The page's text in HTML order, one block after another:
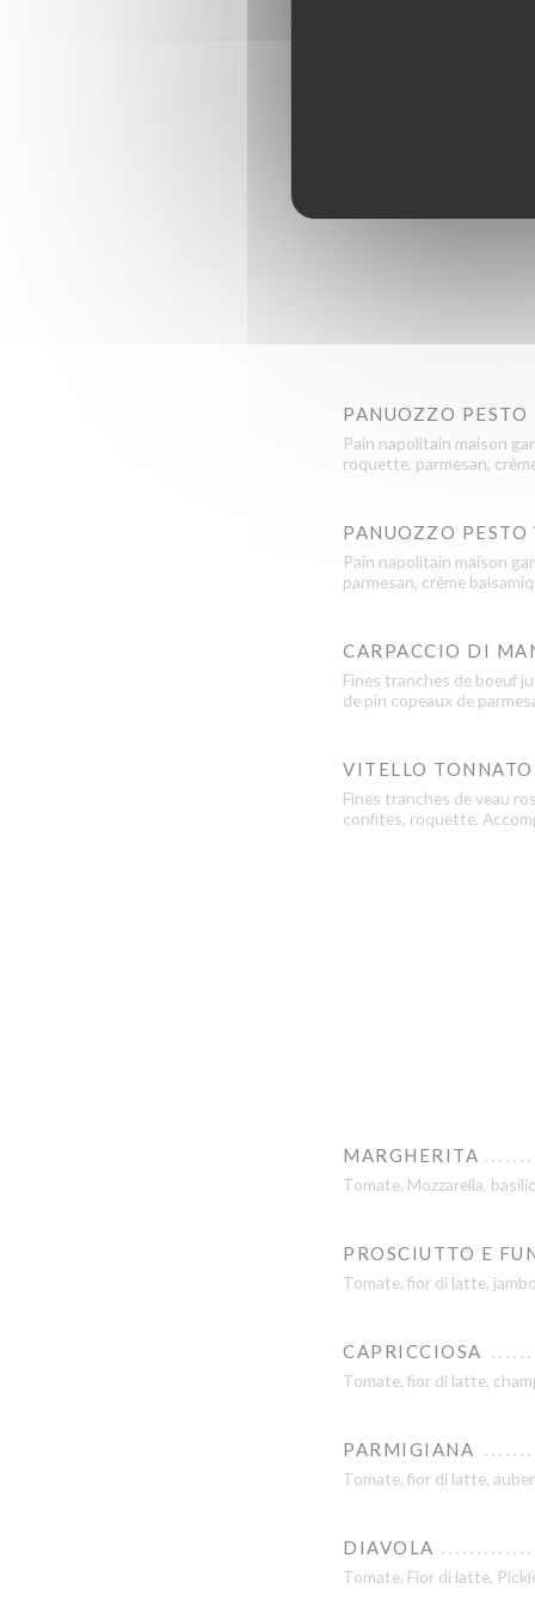
Pesto de pistaches,
Risotto à la N’duja,
PANUOZZO PESTO
Pain napolitain maison
roquette, parmesan,
PANUOZZO PESTO
Pain napolitain maison
parmesan, crème
CARPACCIO DI
Fines tranches de boeuf
de pin copeaux de
VITELLO TONNATO
Fines tranches de veau
confites, roquette.
MARGHERITA
Tomate, Mozzarella,
PROSCIUTTO E
Tomate, fior di latte,
CAPRICCIOSA
Tomate, fior di latte,
PARMIGIANA
Tomate, fior di latte,
DIAVOLA
Tomate, Fior di latte,